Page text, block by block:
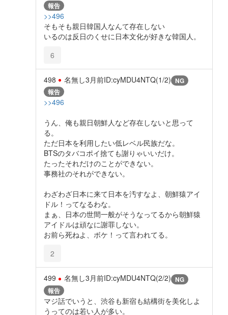
報告
>>496
そもそも親日韓国人なんて存在しない
いるのは反日のくせに日本文化が好きな韓国人。
6
498 名無し3月前ID:cyMDU4NTQ(1/2) NG
報告
>>496
うん、俺も親日朝鮮人など存在しないと思って
る。
ただ日本を利用したい低レベル民族だな。
BTSのタバコポイ捨ても謝りゃいいだけ。
たったそれだけのことができない。
事務社のそれができない。
わざわざ日本に来て日本を汚すなよ、朝鮮猿アイ
ドル！ってなるわな。
まぁ、日本の世間一般がそうなってるから朝鮮猿
アイドルは頑なに謝罪しない。
お前ら死ねよ、ボケ！って言われてる。
2
499 名無し3月前ID:cyMDU4NTQ(2/2) NG
報告
マジ話でいうと、渋谷も新宿も結構街を美化しよ
うってのは若い人が多い。